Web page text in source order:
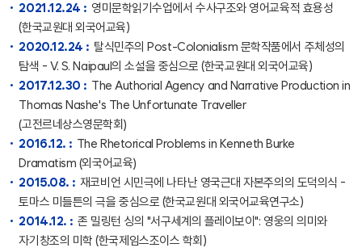
2021.12.24 : 영미문학읽기수업에서 수사구조와 영어교육적 효용성
(한국교원대 외국어교육)
2020.12.24 : 탈식민주의 Post-Colonialism 문학작품에서 주체성의
탐색 - V. S. Naipaul의 소설을 중심으로 (한국교원대 외국어교육)
2017.12.30 : The Authorial Agency and Narrative Production in
Thomas Nashe's The Unfortunate Traveller
(고전르네상스영문학회)
2016.12. : The Rhetorical Problems in Kenneth Burke
Dramatism (외국어교육)
2015.08. : 재코비언 시민극에 나타난 영국근대 자본주의의 도덕의식 -
토마스 미들튼의 극을 중심으로 (한국교원대 외국어교육연구소)
2014.12. : 존 밀링턴 싱의 "서구세계의 플레이보이": 영웅의 의미와
자기창조의 미학 (한국제임스조이스 학회)